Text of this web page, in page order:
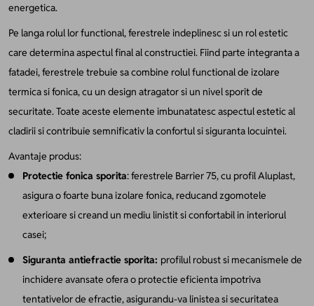
energetica.
Pe langa rolul lor functional, ferestrele indeplinesc si un rol estetic
care determina aspectul final al constructiei. Fiind parte integranta a
fatadei, ferestrele trebuie sa combine rolul functional de izolare
termica si fonica, cu un design atragator si un nivel sporit de
securitate. Toate aceste elemente imbunatatesc aspectul estetic al
cladirii si contribuie semnificativ la confortul si siguranta locuintei.
Avantaje produs:
Protectie fonica sporita:ferestrele Barrier 75, cu profil Aluplast,
asigura o foarte buna izolare fonica, reducand zgomotele
exterioare si creand un mediu linistit si confortabil in interiorul
casei;
Siguranta antiefractie sporita: profilul robust si mecanismele de
inchidere avansate ofera o protectie eficienta impotriva
tentativelor de efractie, asigurandu-va linistea si securitatea